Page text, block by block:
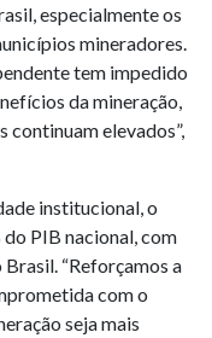
especialmente os
mineradores.
tem impedido
da mineração,
continuam elevados”,
institucional, o
PIB nacional, com
“Reforçamos a
com o
seja mais